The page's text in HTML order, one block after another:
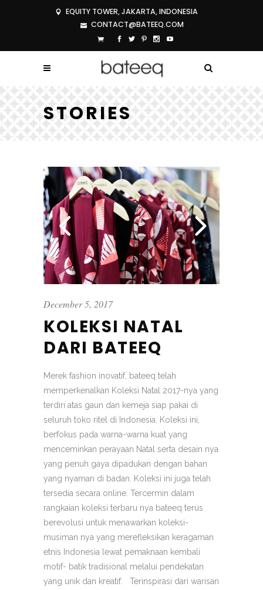
EQUITY TOWER, JAKARTA, INDONESIA
CONTACT@BATEEQ.COM
STORIES
December 5, 2017
KOLEKSI NATAL
DARI BATEEQ
Merek fashion inovatif, bateeq telah
memperkenalkan Koleksi Natal 2017-nya yang
terdiri atas gaun dan kemeja siap pakai di
seluruh toko ritel di Indonesia. Koleksi ini,
berfokus pada warna-warna kuat yang
menceminkan perayaan Natal serta desain nya
yang penuh gaya dipadukan dengan bahan
yang nyaman di badan. Koleksi ini juga telah
tersedia secara online. Tercermin dalam
rangkaian koleksi terbaru nya bateeq terus
berevolusi untuk menawarkan koleksi-
musiman nya yang merefleksikan keragaman
etnis Indonesia lewat pemaknaan kembali
motif- batik tradisional melalui pendekatan
yang unik dan kreatif. Terinspirasi dari warisan